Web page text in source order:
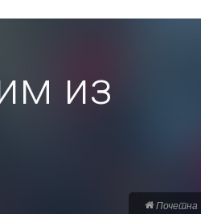
из
Почетна